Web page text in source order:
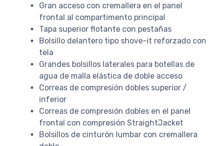
Gran acceso con cremallera en el panel
frontal al compartimento principal
Tapa superior flotante con pestañas
Bolsillo delantero tipo shove-it reforzado con
tela
Grandes bolsillos laterales para botellas de
agua de malla elástica de doble acceso
Correas de compresión dobles superior /
inferior
Correas de compresión dobles en el panel
frontal con compresión StraightJacket
Bolsillos de cinturón lumbar con cremallera